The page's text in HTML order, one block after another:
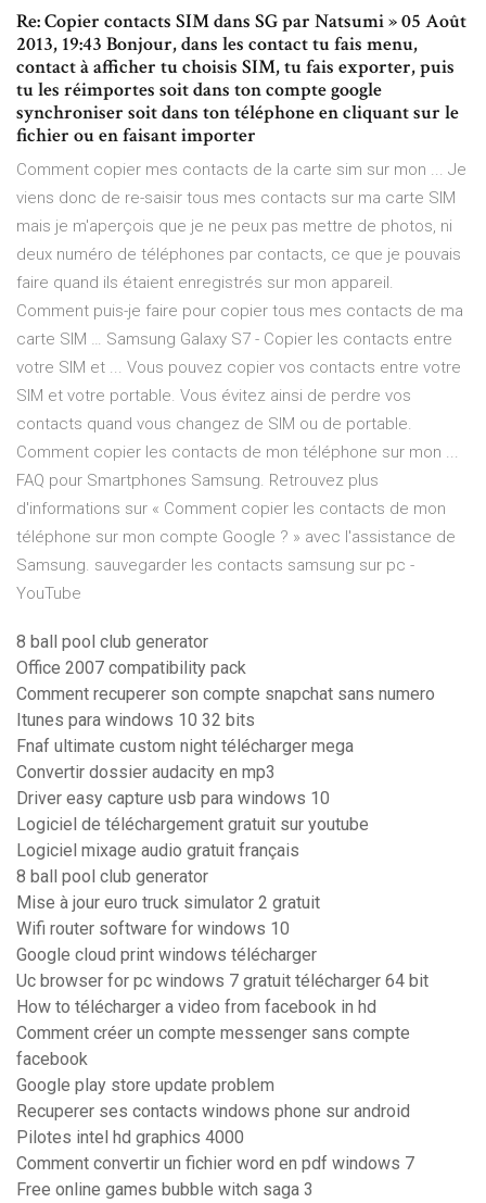
Re: Copier contacts SIM dans SG par Natsumi » 05 Août
2013, 19:43 Bonjour, dans les contact tu fais menu,
contact à afficher tu choisis SIM, tu fais exporter, puis
tu les réimportes soit dans ton compte google
synchroniser soit dans ton téléphone en cliquant sur le
fichier ou en faisant importer
Comment copier mes contacts de la carte sim sur mon ... Je
viens donc de re-saisir tous mes contacts sur ma carte SIM
mais je m'aperçois que je ne peux pas mettre de photos, ni
deux numéro de téléphones par contacts, ce que je pouvais
faire quand ils étaient enregistrés sur mon appareil.
Comment puis-je faire pour copier tous mes contacts de ma
carte SIM … Samsung Galaxy S7 - Copier les contacts entre
votre SIM et ... Vous pouvez copier vos contacts entre votre
SIM et votre portable. Vous évitez ainsi de perdre vos
contacts quand vous changez de SIM ou de portable.
Comment copier les contacts de mon téléphone sur mon ...
FAQ pour Smartphones Samsung. Retrouvez plus
d'informations sur « Comment copier les contacts de mon
téléphone sur mon compte Google ? » avec l'assistance de
Samsung. sauvegarder les contacts samsung sur pc -
YouTube
8 ball pool club generator
Office 2007 compatibility pack
Comment recuperer son compte snapchat sans numero
Itunes para windows 10 32 bits
Fnaf ultimate custom night télécharger mega
Convertir dossier audacity en mp3
Driver easy capture usb para windows 10
Logiciel de téléchargement gratuit sur youtube
Logiciel mixage audio gratuit français
8 ball pool club generator
Mise à jour euro truck simulator 2 gratuit
Wifi router software for windows 10
Google cloud print windows télécharger
Uc browser for pc windows 7 gratuit télécharger 64 bit
How to télécharger a video from facebook in hd
Comment créer un compte messenger sans compte
facebook
Google play store update problem
Recuperer ses contacts windows phone sur android
Pilotes intel hd graphics 4000
Comment convertir un fichier word en pdf windows 7
Free online games bubble witch saga 3